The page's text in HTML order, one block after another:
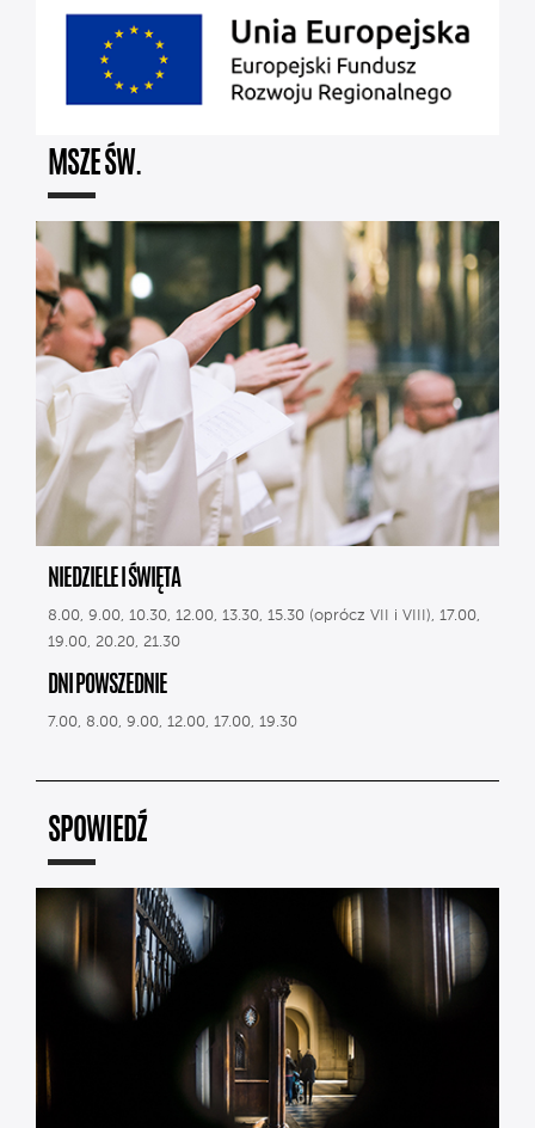
MSZE ŚW.
NIEDZIELE I ŚWIĘTA
8.00, 9.00, 10.30, 12.00, 13.30, 15.30 (oprócz VII i VIII), 17.00,
19.00, 20.20, 21.30
DNI POWSZEDNIE
7.00, 8.00, 9.00, 12.00, 17.00, 19.30
SPOWIEDŹ